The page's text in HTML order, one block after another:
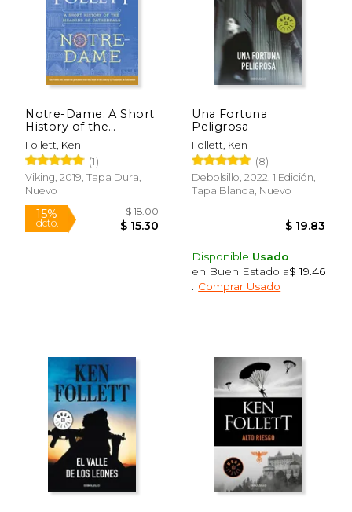
15%
dcto.
$ 50.00
$ 42.50
15%
dcto.
15%
dcto. $ 63.75
50%
dcto.
Notre-Dame: A Short
History of the
Meaning of
Cathedrals (en Inglés)
Follett, Ken
(1)
Viking, 2019, Tapa Dura,
Nuevo
Una Fortuna
Peligrosa
Follett, Ken
(8)
Debolsillo, 2022, 1 Edición,
Tapa Blanda, Nuevo
Disponible Usado
en Buen Estado a$ 19.46
Comprar Usado